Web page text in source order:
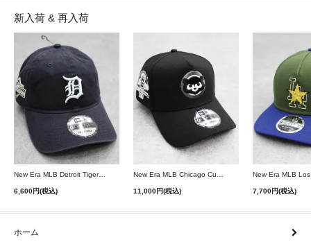
新入荷 & 再入荷
New Era MLB Detroit Tigers Postseason 9Twenty Strapback Cap - Navy
6,600円(税込) 11,000円(税込) 7,700円(税込)
ホーム